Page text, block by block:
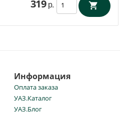
319 р.
Информация
Оплата заказа
УАЗ.Каталог
УАЗ.Блог